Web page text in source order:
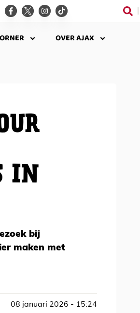
OVER AJAX
IN
bij
maken met
08 januari 2026 - 15:24